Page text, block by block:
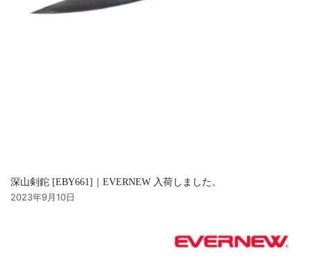
深山剣鉈 [EBY661]｜EVERNEW 入荷しました。
2023年9月10日